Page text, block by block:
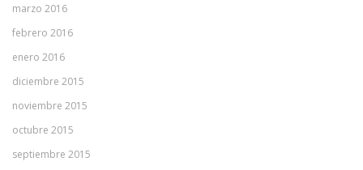
marzo 2016
febrero 2016
enero 2016
diciembre 2015
noviembre 2015
octubre 2015
septiembre 2015